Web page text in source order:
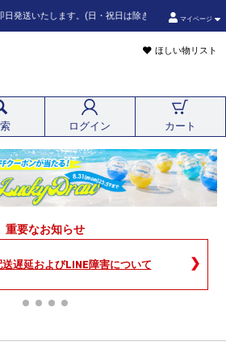
す。(日・祝日は除きます。また、ご注文状況によ
マイページ
ほしい物リスト
ログイン カート
重要なお知らせ
遅延およびLINE障害について ❯